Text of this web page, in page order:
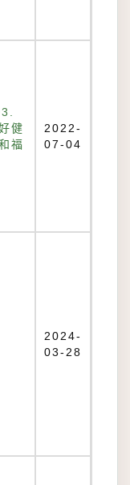
健
福
2022-
07-04
2024-
03-28